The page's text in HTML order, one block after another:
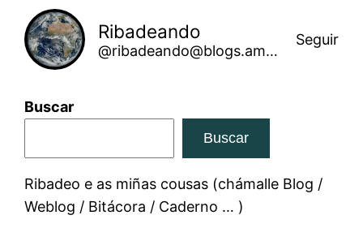
Ribadeando
@ribadeando@blogs.amarinha.gal
Seguir
Buscar
Buscar
Ribadeo e as miñas cousas (chámalle Blog /
Weblog / Bitácora / Caderno … )